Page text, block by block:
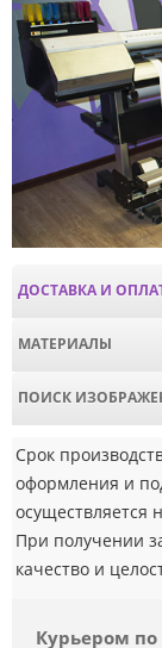
ДОСТАВКА И
МАТЕРИАЛЫ
ПОИСК
Срок
оформления и
осуществляется
При получении
качество и
Курьером